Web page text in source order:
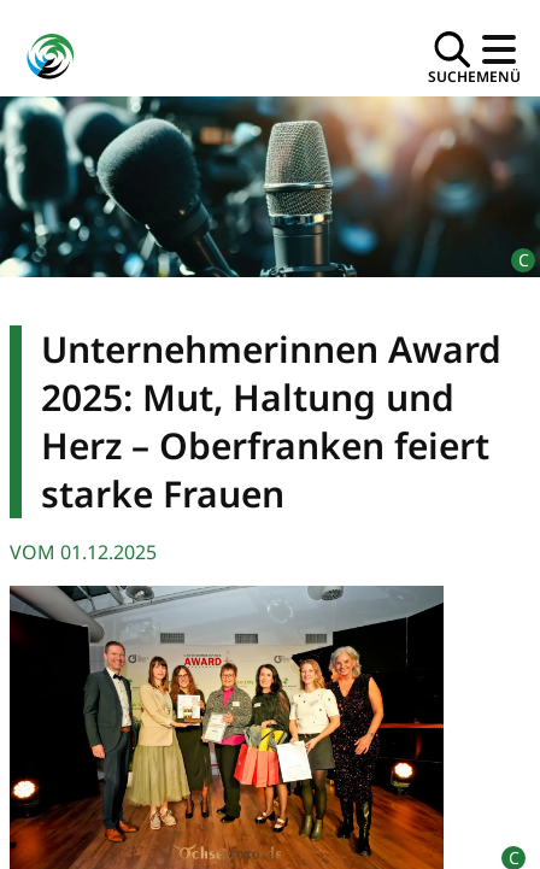
SUCHEMENÜ
Unternehmerinnen Award
2025: Mut, Haltung und
Herz – Oberfranken feiert
starke Frauen
VOM 01.12.2025